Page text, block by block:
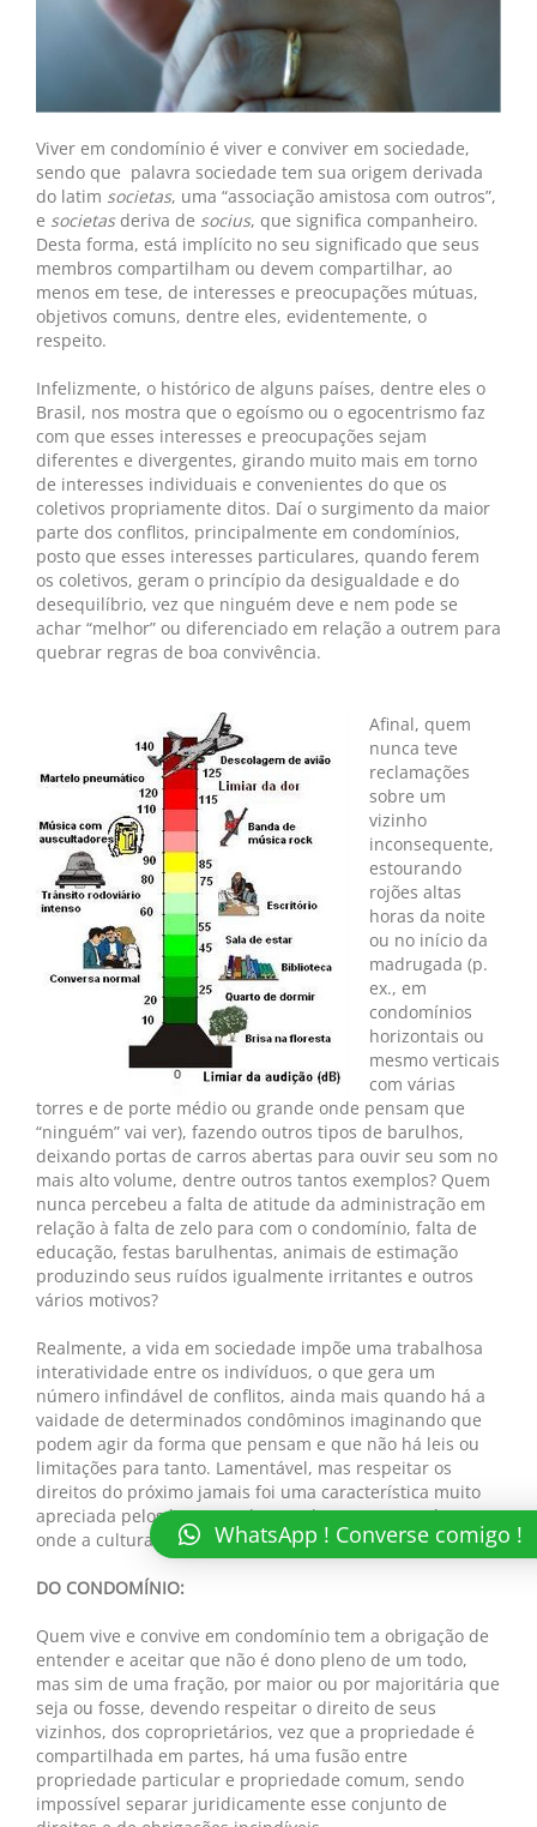
Viver em condomínio é viver e conviver em sociedade,
sendo que palavra sociedade tem sua origem derivada
do latim societas, uma “associação amistosa com outros”,
e societasderiva de socius, que significa companheiro.
Desta forma, está implícito no seu significado que seus
membros compartilham ou devem compartilhar, ao
menos em tese, de interesses e preocupações mútuas,
objetivos comuns, dentre eles, evidentemente, o
respeito.
Infelizmente, o histórico de alguns países, dentre eles o
Brasil, nos mostra que o egoísmo ou o egocentrismo faz
com que esses interesses e preocupações sejam
diferentes e divergentes, girando muito mais em torno
de interesses individuais e convenientes do que os
coletivos propriamente ditos. Daí o surgimento da maior
parte dos conflitos, principalmente em condomínios,
posto que esses interesses particulares, quando ferem
os coletivos, geram o princípio da desigualdade e do
desequilíbrio, vez que ninguém deve e nem pode se
achar “melhor” ou diferenciado em relação a outrem para
quebrar regras de boa convivência.
Afinal, quem
nunca teve
reclamações
sobre um
vizinho
inconsequente,
estourando
rojões altas
horas da noite
ou no início da
madrugada (p.
ex., em
condomínios
horizontais ou
mesmo verticais
com várias
torres e de porte médio ou grande onde pensam que
“ninguém” vai ver), fazendo outros tipos de barulhos,
deixando portas de carros abertas para ouvir seu som no
mais alto volume, dentre outros tantos exemplos? Quem
nunca percebeu a falta de atitude da administração em
relação à falta de zelo para com o condomínio, falta de
educação, festas barulhentas, animais de estimação
produzindo seus ruídos igualmente irritantes e outros
vários motivos?
Realmente, a vida em sociedade impõe uma trabalhosa
interatividade entre os indivíduos, o que gera um
número infindável de conflitos, ainda mais quando há a
vaidade de determinados condôminos imaginando que
podem agir da forma que pensam e que não há leis ou
limitações para tanto. Lamentável, mas respeitar os
direitos do próximo jamais foi uma característica muito
apreciada pelos homens, destacadamente em países
onde a cultura não prestigia esse respeito.
DO CONDOMÍNIO:
Quem vive e convive em condomínio tem a obrigação de
entender e aceitar que não é dono pleno de um todo,
mas sim de uma fração, por maior ou por majoritária que
seja ou fosse, devendo respeitar o direito de seus
vizinhos, dos coproprietários, vez que a propriedade é
compartilhada em partes, há uma fusão entre
propriedade particular e propriedade comum, sendo
impossível separar juridicamente esse conjunto de
WhatsApp ! Converse comigo !